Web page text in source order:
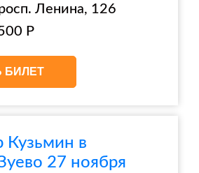
Ленина, 126
Р
БИЛЕТ
Кузьмин в
27 ноября